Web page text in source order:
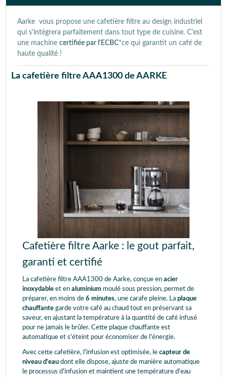
Aarke vous propose une cafetière filtre au design industriel
qui s'intégrera parfaitement dans tout type de cuisine. C'est
une machine certifiée par l'ECBC*ce qui garantit un café de
haute qualité !
La cafetière filtre AAA1300 de AARKE
Cafetière filtre Aarke : le gout parfait,
garanti et certifié
La cafetière filtre AAA1300 de Aarke, conçue en acier
inoxydable et en aluminium moulé sous pression, permet de
préparer, en moins de 6 minutes, une carafe pleine. La plaque
chauffante garde votre café au chaud tout en préservant sa
saveur, en ajustant la température à la quantité de café infusé
pour ne jamais le brûler. Cette plaque chauffante est
automatique et s'éteint pour économiser de l'énergie.
Avec cette cafetière, l'infusion est optimisée, le capteur de
niveau d'eau dont elle dispose, ajuste de manière automatique
le processus d'infusion et maintient une température d'eau